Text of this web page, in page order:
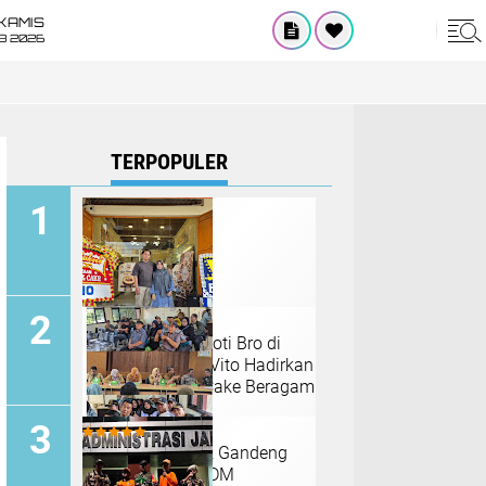
2026
TERPOPULER
Grand Opening Roti Bro di
Pasar Menceng, Vito Hadirkan
Aneka Roti dan Cake Beragam
Rasa
Kelurahan Kapuk Gandeng
RW, LMK dan FKDM